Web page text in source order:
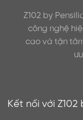
Z102 by
công nghệ
cao và tận
Kết nối với Z102